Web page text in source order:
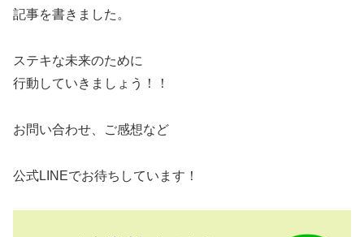
記事を書きました。
ステキな未来のために
行動していきましょう！！
お問い合わせ、ご感想など
公式LINEでお待ちしています！